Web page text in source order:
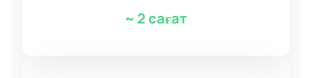
~ 2 сағат